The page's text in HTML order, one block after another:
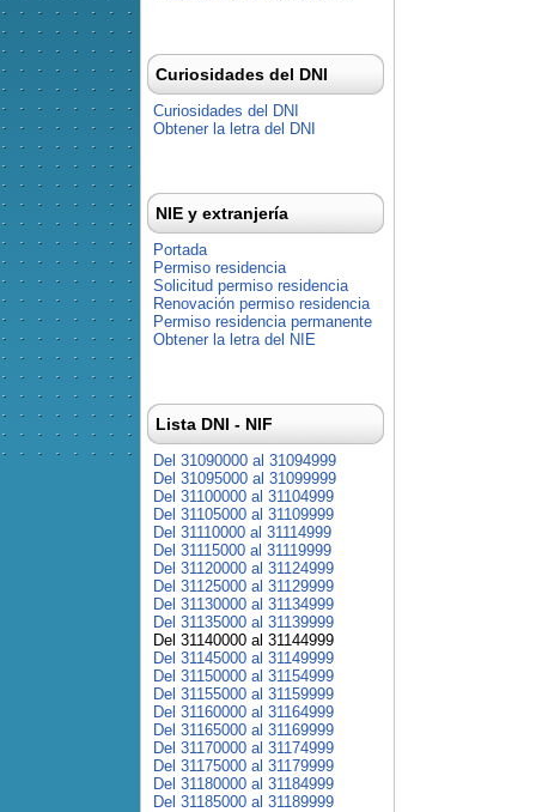
Curiosidades del DNI
Curiosidades del DNI
Obtener la letra del DNI
NIE y extranjería
Portada
Permiso residencia
Solicitud permiso residencia
Renovación permiso residencia
Permiso residencia permanente
Obtener la letra del NIE
Lista DNI - NIF
Del 31090000 al 31094999
Del 31095000 al 31099999
Del 31100000 al 31104999
Del 31105000 al 31109999
Del 31110000 al 31114999
Del 31115000 al 31119999
Del 31120000 al 31124999
Del 31125000 al 31129999
Del 31130000 al 31134999
Del 31135000 al 31139999
Del 31140000 al 31144999
Del 31145000 al 31149999
Del 31150000 al 31154999
Del 31155000 al 31159999
Del 31160000 al 31164999
Del 31165000 al 31169999
Del 31170000 al 31174999
Del 31175000 al 31179999
Del 31180000 al 31184999
Del 31185000 al 31189999